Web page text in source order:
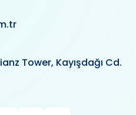
Tower, Kayışdağı Cd.